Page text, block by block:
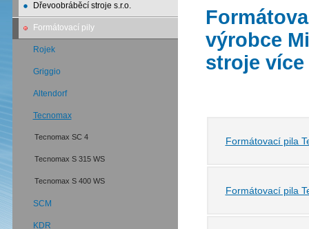
Dřevoobráběcí stroje s.r.o.
Formátovací pily
Rojek
Griggio
Altendorf
Tecnomax
Tecnomax SC 4
Tecnomax S 315 WS
Tecnomax S 400 WS
SCM
KDR
výrobce
stroje více
Formátovací pila
Formátovací pila